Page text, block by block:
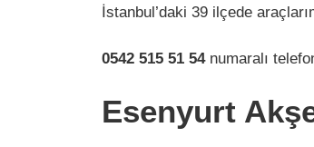
İstanbul’daki 39 ilçede
0542 515 51 54numaralı
Esenyurt